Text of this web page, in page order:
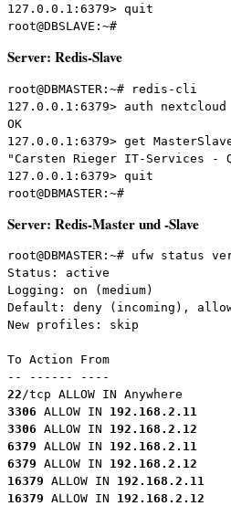
127.0.0.1:6379> quit
root@DBSLAVE:~#
Server: Redis-Slave
root@DBMASTER:~# redis-cli
127.0.0.1:6379> auth nextcloud
OK
127.0.0.1:6379> get
"Carsten Rieger IT-Services -
127.0.0.1:6379> quit
root@DBMASTER:~#
Server: Redis-Master und -Slave
root@DBMASTER:~# ufw status
Status: active
Logging: on (medium)
Default: deny (incoming),
New profiles: skip
To Action From
22
3306 ALLOW IN 192.168.2.11
3306 ALLOW IN 192.168.2.12
6379 ALLOW IN 192.168.2.11
6379 ALLOW IN 192.168.2.12
16379 ALLOW IN 192.168.2.11
16379 ALLOW IN 192.168.2.12